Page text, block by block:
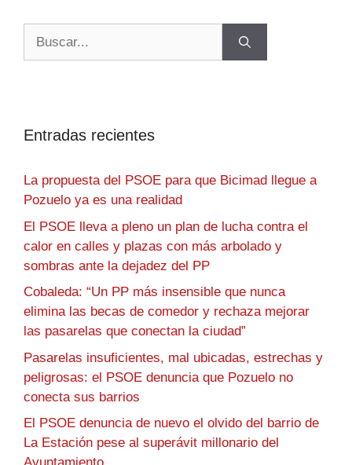
Entradas recientes
La propuesta del PSOE para que Bicimad llegue a
Pozuelo ya es una realidad
El PSOE lleva a pleno un plan de lucha contra el
calor en calles y plazas con más arbolado y
sombras ante la dejadez del PP
Cobaleda: “Un PP más insensible que nunca
elimina las becas de comedor y rechaza mejorar
las pasarelas que conectan la ciudad”
Pasarelas insuficientes, mal ubicadas, estrechas y
peligrosas: el PSOE denuncia que Pozuelo no
conecta sus barrios
El PSOE denuncia de nuevo el olvido del barrio de
La Estación pese al superávit millonario del